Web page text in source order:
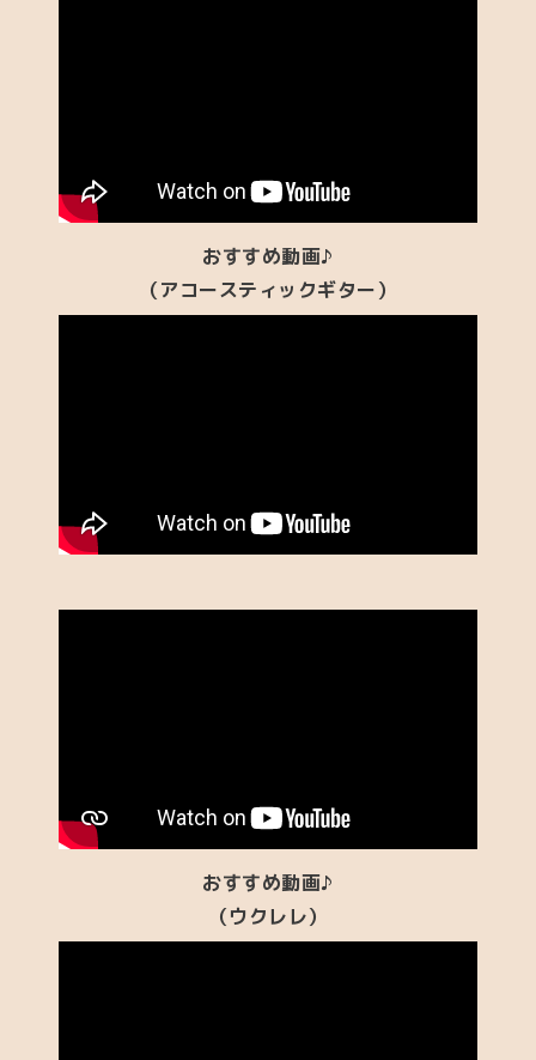
おすすめ動画♪
（アコースティックギター）
おすすめ動画♪
（ウクレレ）